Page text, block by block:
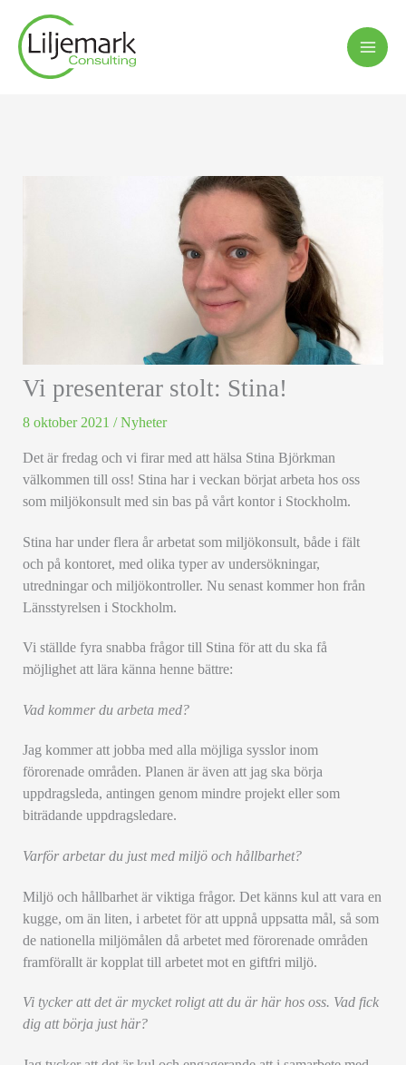
innehåll
Vi presenterar stolt: Stina!
8 oktober 2021/Nyheter
Det är fredag och vi firar med att hälsa Stina Björkman
välkommen till oss! Stina har i veckan börjat arbeta hos oss
som miljökonsult med sin bas på vårt kontor i Stockholm.
Stina har under flera år arbetat som miljökonsult, både i fält
och på kontoret, med olika typer av undersökningar,
utredningar och miljökontroller. Nu senast kommer hon från
Länsstyrelsen i Stockholm.
Vi ställde fyra snabba frågor till Stina för att du ska få
möjlighet att lära känna henne bättre:
Vad kommer du arbeta med?
Jag kommer att jobba med alla möjliga sysslor inom
förorenade områden. Planen är även att jag ska börja
uppdragsleda, antingen genom mindre projekt eller som
biträdande uppdragsledare.
Varför arbetar du just med miljö och hållbarhet?
Miljö och hållbarhet är viktiga frågor. Det känns kul att vara en
kugge, om än liten, i arbetet för att uppnå uppsatta mål, så som
de nationella miljömålen då arbetet med förorenade områden
framförallt är kopplat till arbetet mot en giftfri miljö.
Vi tycker att det är mycket roligt att du är här hos oss. Vad fick
dig att börja just här?